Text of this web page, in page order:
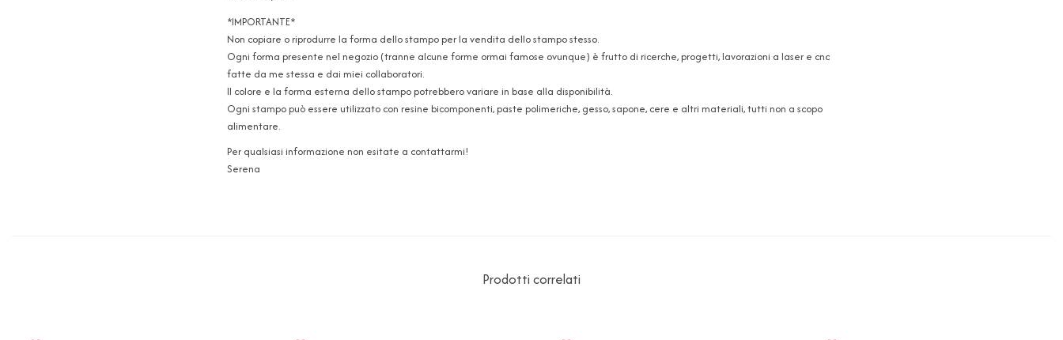
*IMPORTANTE*
Non copiare o riprodurre la forma dello stampo per la vendita dello stampo stesso.
Ogni forma presente nel negozio (tranne alcune forme ormai famose ovunque) è frutto di ricerche, progetti, lavorazioni a laser e cnc
fatte da me stessa e dai miei collaboratori.
Il colore e la forma esterna dello stampo potrebbero variare in base alla disponibilità.
Ogni stampo può essere utilizzato con resine bicomponenti, paste polimeriche, gesso, sapone, cere e altri materiali, tutti non a scopo
alimentare.
Per qualsiasi informazione non esitate a contattarmi!
Serena
Prodotti correlati